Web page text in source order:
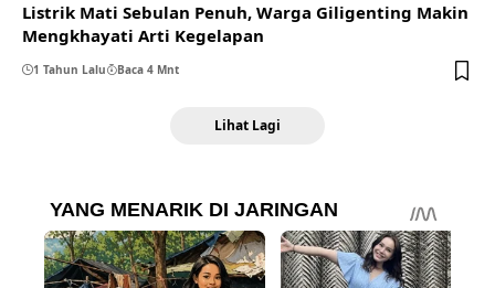
Listrik Mati Sebulan Penuh, Warga Giligenting Makin
Mengkhayati Arti Kegelapan
1 Tahun Lalu Baca 4 Mnt
Lihat Lagi